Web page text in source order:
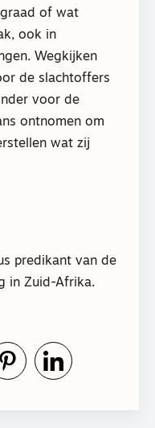
of wat
ook in
Wegkijken
de slachtoffers
voor de
ontnomen om
wat zij
predikant van de
in Zuid-Afrika.